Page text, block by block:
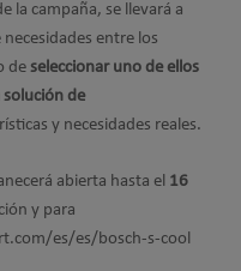
la campaña, se llevará a
entre los
de seleccionar uno de ellos
solución de
y necesidades reales.
abierta hasta el 16
y para
es/es/bosch-s-cool